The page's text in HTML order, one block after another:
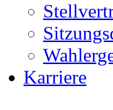
Karriere